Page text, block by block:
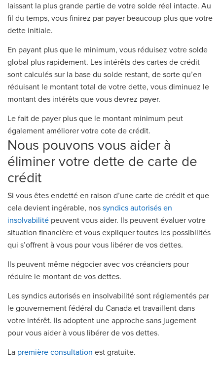
laissant la plus grande partie de votre solde réel intacte. Au
fil du temps, vous finirez par payer beaucoup plus que votre
dette initiale.
En payant plus que le minimum, vous réduisez votre solde
global plus rapidement. Les intérêts des cartes de crédit
sont calculés sur la base du solde restant, de sorte qu’en
réduisant le montant total de votre dette, vous diminuez le
montant des intérêts que vous devrez payer.
Le fait de payer plus que le montant minimum peut
également améliorer votre cote de crédit.
Nous pouvons vous aider à
éliminer votre dette de carte de
crédit
Si vous êtes endetté en raison d’une carte de crédit et que
cela devient ingérable, nos syndics autorisés en
insolvabilité peuvent vous aider. Ils peuvent évaluer votre
situation financière et vous expliquer toutes les possibilités
qui s’offrent à vous pour vous libérer de vos dettes.
Ils peuvent même négocier avec vos créanciers pour
réduire le montant de vos dettes.
Les syndics autorisés en insolvabilité sont réglementés par
le gouvernement fédéral du Canada et travaillent dans
votre intérêt. Ils adoptent une approche sans jugement
pour vous aider à vous libérer de vos dettes.
La première consultation est gratuite.